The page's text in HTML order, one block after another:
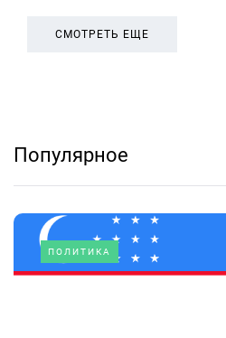
СМОТРЕТЬ ЕЩЕ
Популярное
ПОЛИТИКА